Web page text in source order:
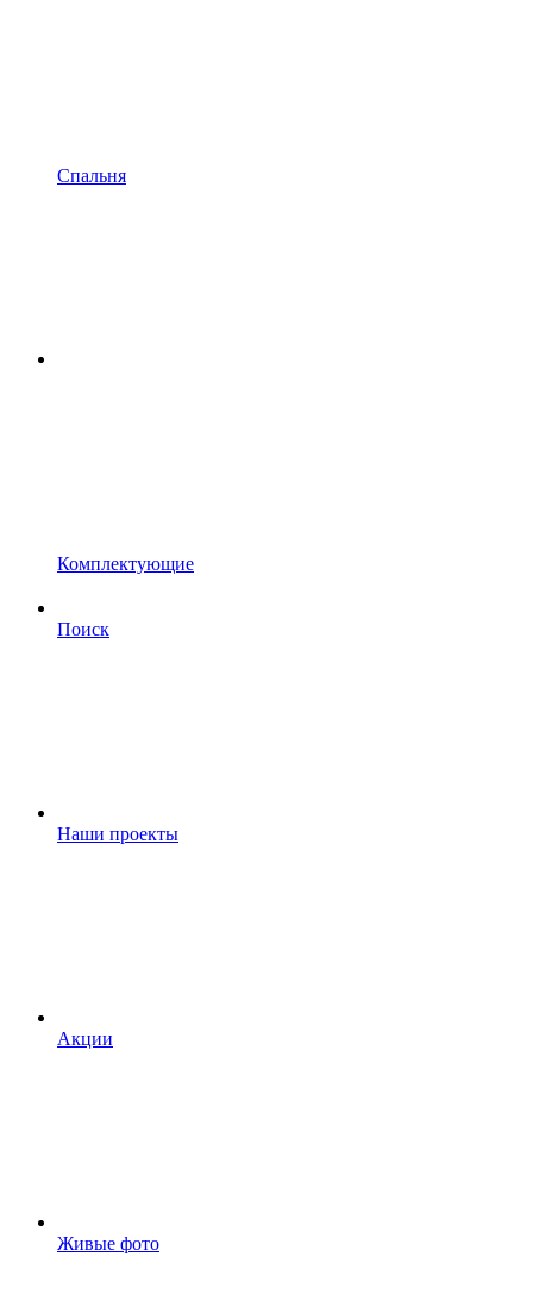
Спальня
Комплектующие
Поиск
Наши проекты
Акции
Живые фото